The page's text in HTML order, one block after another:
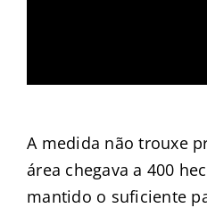
A medida não trouxe
área chegava a 400
mantido o suficiente